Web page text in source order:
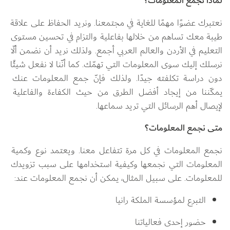
نعتبرك عضوًا مهمًا للغاية في مجتمعنا. ونريد الحفاظ على علاقة
طيبة معك تساهم من خلالها بفاعلية والتزام في تحسين مستوى
التعليم في الأردن والعالم العربي أجمع. ولذلك نريد أن نضمن ألّا
نرسلك إليك سوى المعلومات التي تهمّك. كما أنّنا لا نفعل شيئًا
دون دراسة تكلفته جيدًا. ولذلك فإنّ جمع المعلومات عنك
يمكّننا من إيجاد أفضل الطرق من حيث الكفاءة والفاعلية
لإيصال أهم الرسائل التي تريد سماعها.
متى نجمع المعلومات؟
نجمع المعلومات في كل مرة تتفاعل معنا. ويعتمد نوع وكمية
المعلومات التي نجمعها وكيفية استخدامها على سبب تزويدك
للمعلومات. على سبيل المثال، يمكن أن نجمع المعلومات عند:
التبرع لمؤسسة الملكة رانيا
حضور إحدى فعالياتنا